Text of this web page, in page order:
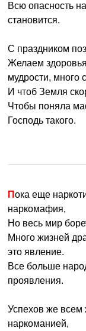
Всю опасность
становится.
С праздником
Желаем
мудрости, много
И чтоб Земля
Чтобы поняла
Господь такого.
Пока еще наркотики в мире употребляют и процветает
наркомафия,
Но весь мир
Много жизней
это явление.
Все больше
проявления.
Успехов же
наркоманией,